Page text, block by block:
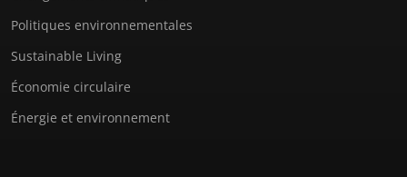
Politiques environnementales
Sustainable Living
Économie circulaire
Énergie et environnement